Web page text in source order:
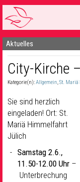
Startseite
1 Pfarrei
16 Gemeinden &
Gottesdienste &
Sakramente & Feste
Gemeinschaft &
Musik& Kultur
Aktuelles
City-Kirche
Kategorie(n):Allgemein,St.
Sie sind herzlich
eingeladen! Ort: St.
Mariä Himmelfahrt
Jülich
Samstag 2.6.,
11.50-12.00 Uhr –
Unterbrechung